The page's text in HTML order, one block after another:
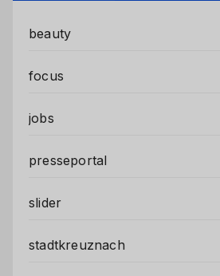
beauty
focus
jobs
presseportal
slider
stadtkreuznach